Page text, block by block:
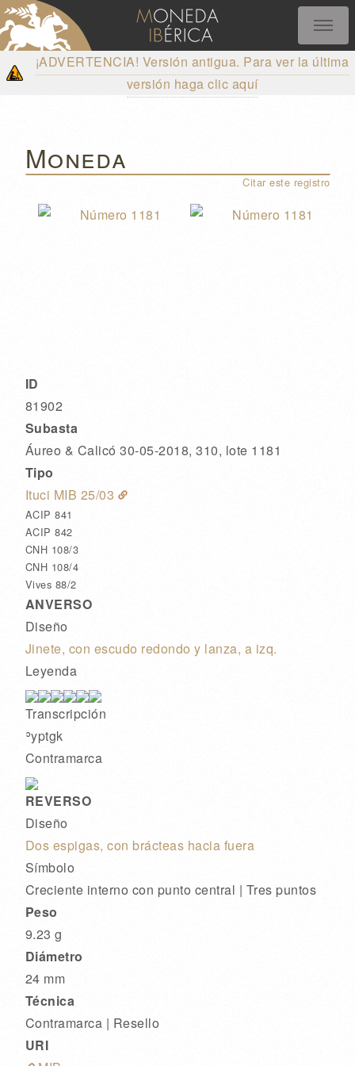
¡ADVERTENCIA! Versión antigua. Para ver la última
versión haga clic aquí
Moneda
Citar este registro
ID
81902
Subasta
Áureo & Calicó 30-05-2018, 310, lote 1181
Tipo
Ituci MIB 25/03
ACIP 841
ACIP 842
CNH 108/3
CNH 108/4
Vives 88/2
ANVERSO
Diseño
Jinete, con escudo redondo y lanza, a izq.
Leyenda
Transcripción
ʾyptgk
Contramarca
REVERSO
Diseño
Dos espigas, con brácteas hacia fuera
Símbolo
Creciente interno con punto central | Tres puntos
Peso
9.23 g
Diámetro
24 mm
Técnica
Contramarca | Resello
URI